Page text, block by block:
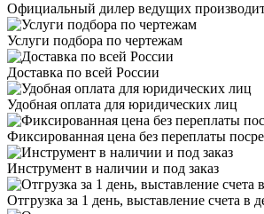
Официальный дилер ведущих
Услуги подбора по чертежам
Доставка по всей России
Удобная оплата для юридических лиц
Фиксированная цена без переплаты
Инструмент в наличии и под заказ
Отгрузка за 1 день, выставление счета в